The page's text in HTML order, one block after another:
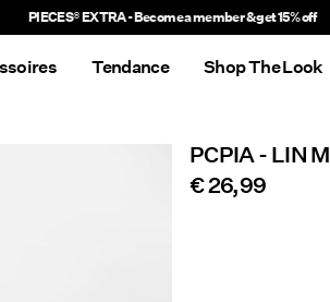
Tendance Shop The Look
PCPIA - LIN
€ 26,99